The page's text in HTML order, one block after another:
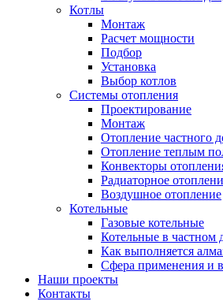
Котлы
Монтаж
Расчет мощности
Подбор
Установка
Выбор котлов
Системы отопления
Проектирование
Монтаж
Отопление частного
Отопление теплым
Конвекторы
Радиаторное
Воздушное отопление
Котельные
Газовые котельные
Котельные в частном
Как выполняется
Сфера применения и
Наши проекты
Контакты